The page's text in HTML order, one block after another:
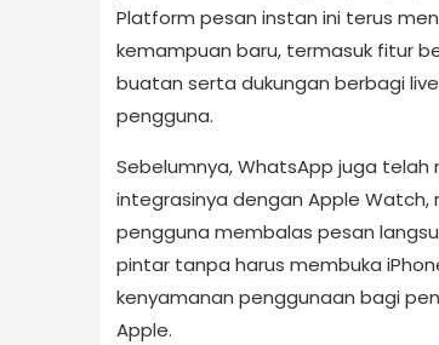
Platform pesan instan ini terus
kemampuan baru, termasuk fitur
buatan serta dukungan berbagi
pengguna.
Sebelumnya, WhatsApp juga telah
integrasinya dengan Apple Watch,
pengguna membalas pesan
pintar tanpa harus membuka
kenyamanan penggunaan bagi
Apple.